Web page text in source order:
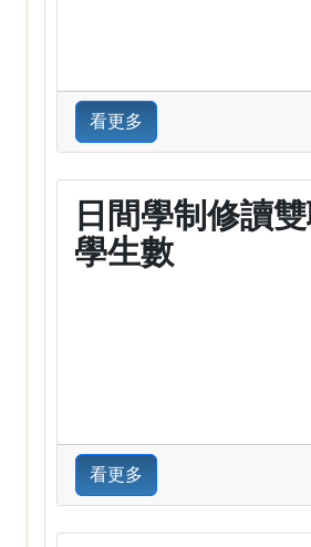
看更多
日間學制修讀
學生數
看更多